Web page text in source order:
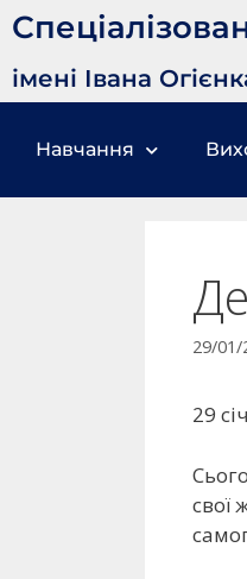
імені Івана
Навчання
29/01/
29
свої